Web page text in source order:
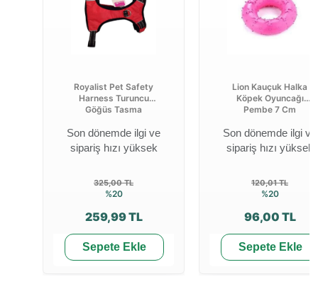
Royalist Pet Safety
Harness Turuncu
Göğüs Tasma
Son dönemde ilgi ve
sipariş hızı yüksek
325,00 TL
%20
259,99 TL
Sepete Ekle
Lion Kauçuk Halka
Köpek Oyuncağı
Pembe 7 Cm
Son dönemde ilgi ve
sipariş hızı yüksek
120,01 TL
%20
96,00 TL
Sepete Ekle